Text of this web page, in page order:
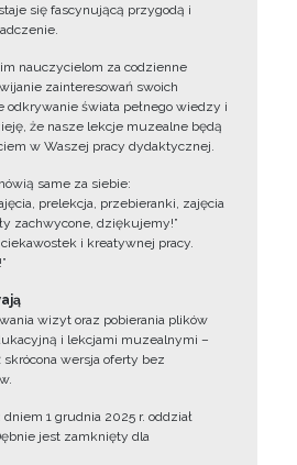
się fascynującą przygodą i
nauczycielom za codzienne
zainteresowań swoich
odkrywanie świata pełnego wiedzy i
że nasze lekcje muzealne będą
w Waszej pracy dydaktycznej.
same za siebie:
prelekcja, przebieranki, zajęcia
zachwycone, dziękujemy!”
ciekawostek i kreatywnej pracy.
wizyt oraz pobierania plików
i lekcjami muzealnymi –
wersja oferty bez
1 grudnia 2025 r. oddział
jest zamknięty dla